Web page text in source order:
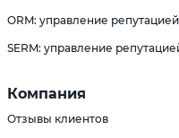
ORM: управление
SERM: управление
Компания
Отзывы клиентов